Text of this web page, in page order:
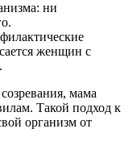
ни
женщин с
мама
Такой подход к
организм от